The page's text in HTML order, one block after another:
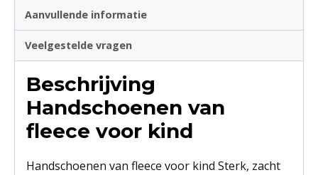
Aanvullende informatie
Veelgestelde vragen
Beschrijving
Handschoenen van
fleece voor kind
Handschoenen van fleece voor kind Sterk, zacht